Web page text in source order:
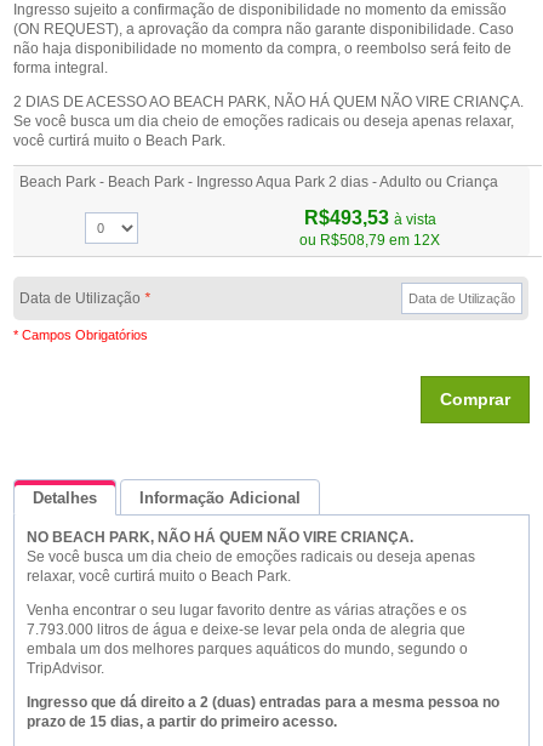
Ingresso sujeito a confirmação de disponibilidade no momento da emissão
(ON REQUEST), a aprovação da compra não garante disponibilidade. Caso
não haja disponibilidade no momento da compra, o reembolso será feito de
forma integral.
2 DIAS DE ACESSO AO BEACH PARK, NÃO HÁ QUEM NÃO VIRE CRIANÇA.
Se você busca um dia cheio de emoções radicais ou deseja apenas relaxar,
você curtirá muito o Beach Park.
Beach Park - Beach Park - Ingresso Aqua Park 2 dias - Adulto ou Criança
R$493,53 à vista
ou R$508,79 em 12X
Data de Utilização*
* Campos Obrigatórios
Comprar
Detalhes Informação Adicional
Queremos Saber Sua Opinião
NO BEACH PARK, NÃO HÁ QUEM NÃO VIRE CRIANÇA.
Se você busca um dia cheio de emoções radicais ou deseja apenas
relaxar, você curtirá muito o Beach Park.
Venha encontrar o seu lugar favorito dentre as várias atrações e os
7.793.000 litros de água e deixe-se levar pela onda de alegria que
embala um dos melhores parques aquáticos do mundo, segundo o
TripAdvisor.
Ingresso que dá direito a 2 (duas) entradas para a mesma pessoa no
prazo de 15 dias, a partir do primeiro acesso.